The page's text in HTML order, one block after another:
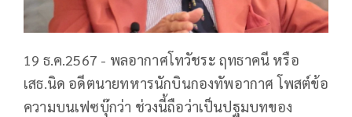
19 ธ.ค.2567 - พลอากาศโทวัชระ ฤทธาคนี หรือ
เสธ.นิด อดีตนายทหารนักบินกองทัพอากาศ โพสต์ข้อ
ความบนเฟซบุ๊กว่า ช่วงนี้ถือว่าเป็นปฐมบทของ